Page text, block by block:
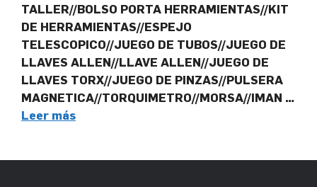
TALLER//BOLSO PORTA HERRAMIENTAS//KIT
DE HERRAMIENTAS//ESPEJO
TELESCOPICO//JUEGO DE TUBOS//JUEGO DE
LLAVES ALLEN//LLAVE ALLEN//JUEGO DE
LLAVES TORX//JUEGO DE PINZAS//PULSERA
MAGNETICA//TORQUIMETRO//MORSA//IMAN …
Leer más